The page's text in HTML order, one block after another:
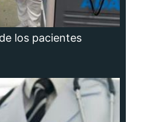
los pacientes